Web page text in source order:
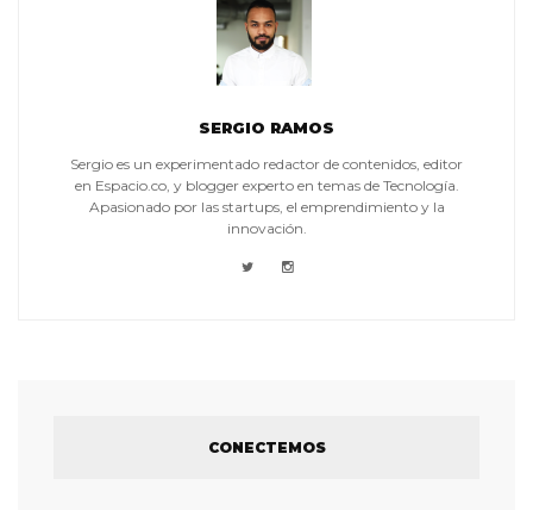
SERGIO RAMOS
Sergio es un experimentado redactor de contenidos, editor
en Espacio.co, y blogger experto en temas de Tecnología.
Apasionado por las startups, el emprendimiento y la
innovación.
CONECTEMOS